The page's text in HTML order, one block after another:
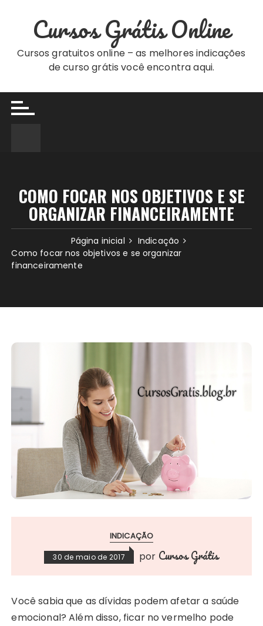
conteúdo
Cursos Grátis Online
Cursos gratuitos online – as melhores indicações
de curso grátis você encontra aqui.
COMO FOCAR NOS OBJETIVOS E SE
ORGANIZAR FINANCEIRAMENTE
Página inicial
Indicação
Como focar nos objetivos e se organizar
financeiramente
INDICAÇÃO
30 de maio de 2017 por Cursos Grátis
Você sabia que as dívidas podem afetar a saúde
emocional? Além disso, ficar no vermelho pode